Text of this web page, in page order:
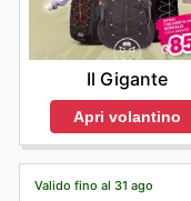
Il Gigante
Apri volantino
Valido fino al 31 ago